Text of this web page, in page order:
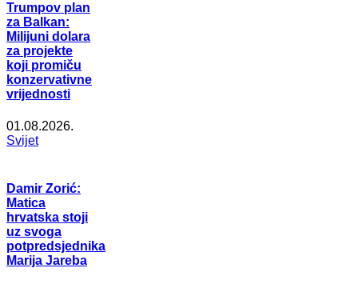
Trumpov plan
za Balkan:
Milijuni dolara
za projekte
koji promiču
konzervativne
vrijednosti
01.08.2026.
Svijet
Damir Zorić:
Matica
hrvatska stoji
uz svoga
potpredsjednika
Marija Jareba